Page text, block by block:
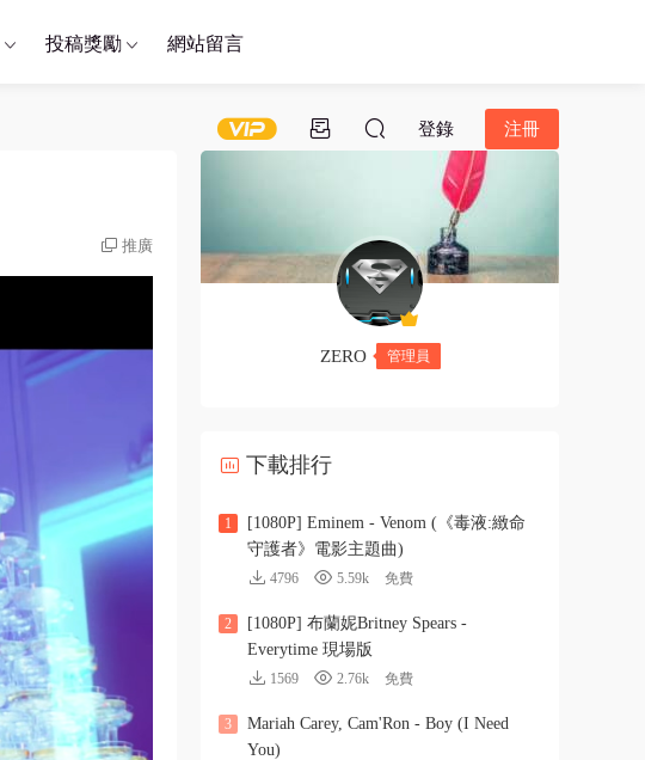
投稿獎勵 網站留言
登錄 注冊
推廣
ZERO 管理員
下載排行
1
[1080P] Eminem - Venom (《毒液:緻命
守護者》電影主題曲)
4796 5.59k 免費
2
[1080P] 布蘭妮Britney Spears -
Everytime 現場版
1569 2.76k 免費
3
Mariah Carey, Cam'Ron - Boy (I Need
You)